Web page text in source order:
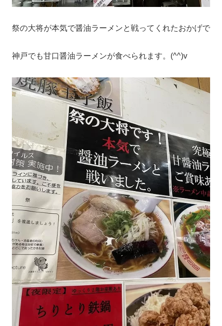
祭の大将が本気で醤油ラーメンと戦ってくれたおかげで
神戸でも甘口醤油ラーメンが食べられます。(^^)v